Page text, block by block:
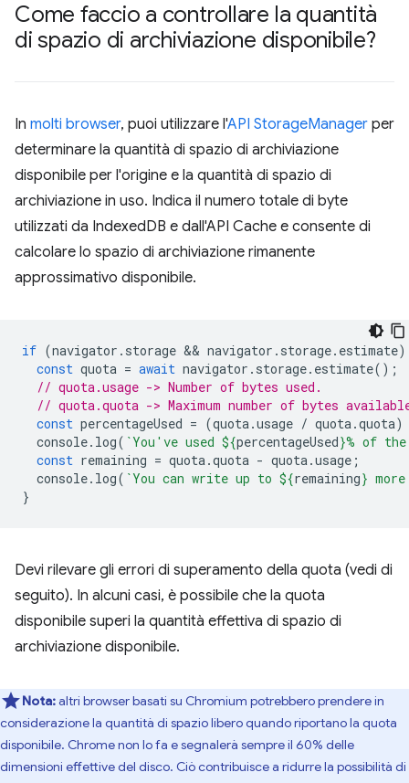
Come faccio a controllare la quantità
di spazio di archiviazione disponibile?
In molti browser, puoi utilizzare l'API StorageManager per
determinare la quantità di spazio di archiviazione
disponibile per l'origine e la quantità di spazio di
archiviazione in uso. Indica il numero totale di byte
utilizzati da IndexedDB e dall'API Cache e consente di
calcolare lo spazio di archiviazione rimanente
approssimativo disponibile.
if (navigator . storage && navigator . storage. estimate)
const quota = await navigator . storage. estimate();
// quota.usage -> Number of bytes used.
// quota.quota -> Maximum number of bytes
const percentageUsed = (quota.usage / quota.quota)
console. log( `You've used ${percentageUsed}% of
const remaining = quota.quota - quota.usage ;
console. log( `You can write up to ${remaining}
}
Devi rilevare gli errori di superamento della quota (vedi di
seguito). In alcuni casi, è possibile che la quota
disponibile superi la quantità effettiva di spazio di
archiviazione disponibile.
Nota:altri browser basati su Chromium potrebbero prendere in
considerazione la quantità di spazio libero quando riportano la quota
disponibile. Chrome non lo fa e segnalerà sempre il 60% delle
dimensioni effettive del disco. Ciò contribuisce a ridurre la possibilità di